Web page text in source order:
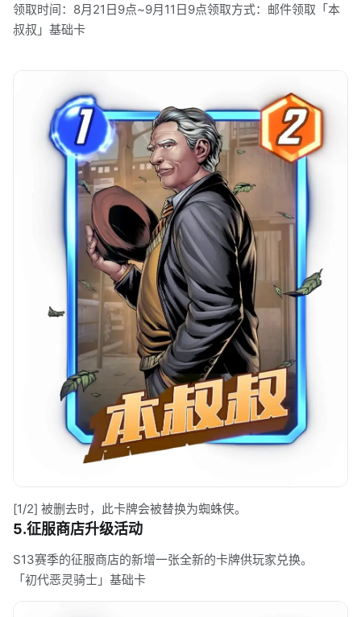
领取时间：8月21日9点~9月11日9点领取方式：邮件领取「本
叔叔」基础卡
[1/2] 被删去时，此卡牌会被替换为蜘蛛侠。
5.征服商店升级活动
S13赛季的征服商店的新增一张全新的卡牌供玩家兑换。
「初代恶灵骑士」基础卡